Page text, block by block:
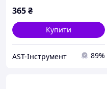
365₴
Купити
AST-Інструмент 89%